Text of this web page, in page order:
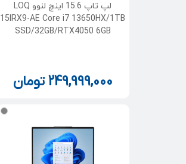
لپ تاپ 15.6 اینچ لنوو LOQ
15IRX9-AE Core i7 13650HX/1TB
SSD/32GB/RTX4050 6GB
249,999,000 تومان